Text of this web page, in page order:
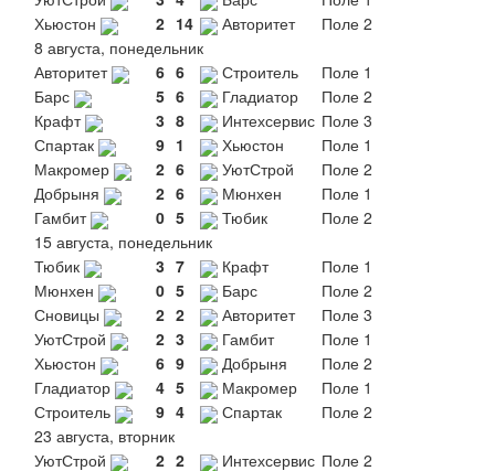
Хьюстон
2 14 Авторитет
Поле 2
8 августа, понедельник
Авторитет
6 6 Строитель
Поле 1
Барс
5 6 Гладиатор
Поле 2
Крафт
3 8 Интехсервис Поле 3
Спартак
9 1 Хьюстон
Поле 1
Макромер
2 6 УютСтрой
Поле 2
Добрыня
2 6 Мюнхен
Поле 1
Гамбит
0 5 Тюбик
Поле 2
15 августа, понедельник
Тюбик
3 7 Крафт
Поле 1
Мюнхен
0 5 Барс
Поле 2
Сновицы
2 2 Авторитет
Поле 3
УютСтрой
2 3 Гамбит
Поле 1
Хьюстон
6 9 Добрыня
Поле 2
Гладиатор
4 5 Макромер
Поле 1
Строитель
9 4 Спартак
Поле 2
23 августа, вторник
УютСтрой
2 2 Интехсервис Поле 2